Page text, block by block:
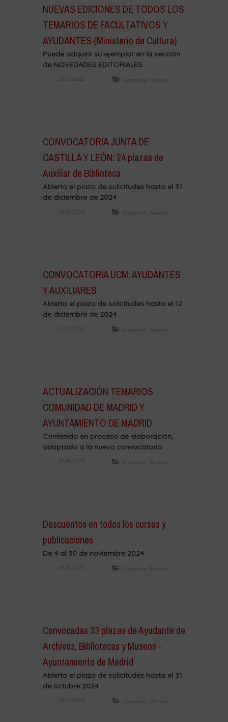
NUEVAS EDICIONES DE TODOS LOS
TEMARIOS DE FACULTATIVOS Y
AYUDANTES (Ministerio de Cultura)
Puede adquirir su ejemplar en la sección
de NOVEDADES EDITORIALES.
28/01/2025 Categoría: Noticias
CONVOCATORIA JUNTA DE
CASTILLA Y LEÓN: 24 plazas de
Auxiliar de Biblioteca
Abierto el plazo de solicitudes hasta el 31
de diciembre de 2024
29/11/2024 Categoría: Noticias
CONVOCATORIA UCM: AYUDANTES
Y AUXILIARES
Abierto el plazo de solicitudes hasta el 12
de diciembre de 2024
21/11/2024 Categoría: Noticias
ACTUALIZACIÓN TEMARIOS
COMUNIDAD DE MADRID Y
AYUNTAMIENTO DE MADRID
Contenido en proceso de elaboración,
adaptado a la nueva convocatoria
07/11/2024 Categoría: Noticias
Descuentos en todos los cursos y
publicaciones
De 4 al 30 de noviembre 2024
04/11/2024 Categoría: Noticias
Convocadas 33 plazas de Ayudante de
Archivos, Bibliotecas y Museos -
Ayuntamiento de Madrid
Abierto el plazo de solicitudes hasta el 31
de octubre 2024
10/10/2024 Categoría: Noticias